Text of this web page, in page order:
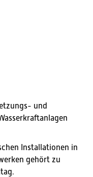
und
Installationen in
gehört zu